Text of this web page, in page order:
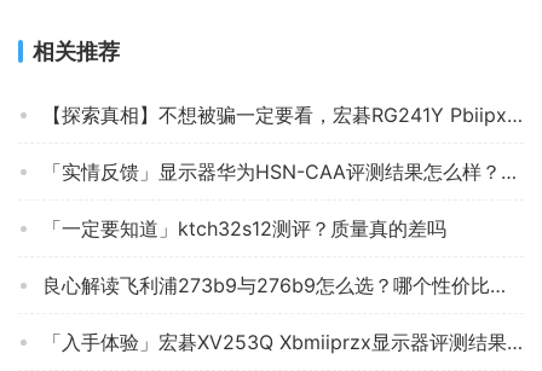
相关推荐
【探索真相】不想被骗一定要看，宏碁RG241Y Pbiipx 显示器 质量测评大曝光！怎么样？
「实情反馈」显示器华为HSN-CAA评测结果怎么样？不值得买吗？
「一定要知道」ktch32s12测评？质量真的差吗
良心解读飞利浦273b9与276b9怎么选？哪个性价比高、质量更好
「入手体验」宏碁XV253Q Xbmiiprzx显示器评测结果怎么样？不值得买吗？